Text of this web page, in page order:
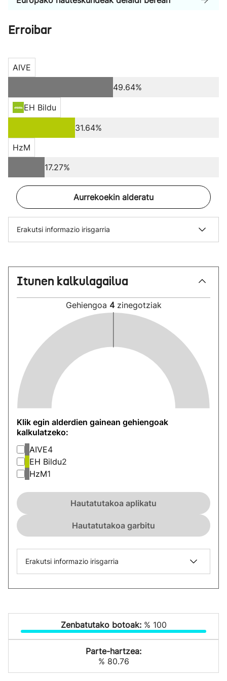
Erroibar
AIVE
49.64%
EH Bildu
31.64%
HzM
17.27%
Aurrekoekin alderatu
Erakutsi informazio irisgarria
Itunen kalkulagailua
Gehiengoa 4 zinegotziak
Klik egin alderdien gainean gehiengoak
kalkulatzeko:
AIVE4
EH Bildu2
HzM1
Hautatutakoa aplikatu
Hautatutakoa garbitu
Erakutsi informazio irisgarria
Zenbatutako botoak: % 100
Parte-hartzea:
% 80.76